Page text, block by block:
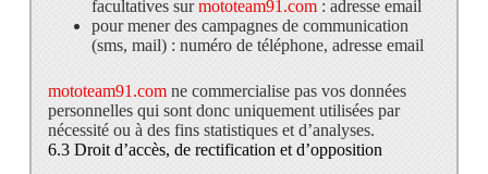
facultatives surmototeam91.com: adresse email
pour mener des campagnes de communication
(sms, mail) : numéro de téléphone, adresse email
mototeam91.comne commercialise pas vos données
personnelles qui sont donc uniquement utilisées par
nécessité ou à des fins statistiques et d’analyses.
6.3 Droit d’accès, de rectification et d’opposition